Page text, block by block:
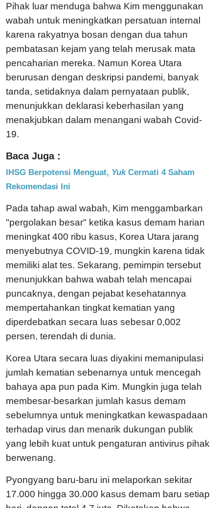
Pihak luar menduga bahwa Kim menggunakan
wabah untuk meningkatkan persatuan internal
karena rakyatnya bosan dengan dua tahun
pembatasan kejam yang telah merusak mata
pencaharian mereka. Namun Korea Utara
berurusan dengan deskripsi pandemi, banyak
tanda, setidaknya dalam pernyataan publik,
menunjukkan deklarasi keberhasilan yang
menakjubkan dalam menangani wabah Covid-
19.
Baca Juga :
IHSG Berpotensi Menguat, YukCermati 4 Saham
Rekomendasi Ini
Pada tahap awal wabah, Kim menggambarkan
"pergolakan besar" ketika kasus demam harian
meningkat 400 ribu kasus, Korea Utara jarang
menyebutnya COVID-19, mungkin karena tidak
memiliki alat tes. Sekarang, pemimpin tersebut
menunjukkan bahwa wabah telah mencapai
puncaknya, dengan pejabat kesehatannya
mempertahankan tingkat kematian yang
diperdebatkan secara luas sebesar 0,002
persen, terendah di dunia.
Korea Utara secara luas diyakini memanipulasi
jumlah kematian sebenarnya untuk mencegah
bahaya apa pun pada Kim. Mungkin juga telah
membesar-besarkan jumlah kasus demam
sebelumnya untuk meningkatkan kewaspadaan
terhadap virus dan menarik dukungan publik
yang lebih kuat untuk pengaturan antivirus pihak
berwenang.
Pyongyang baru-baru ini melaporkan sekitar
17.000 hingga 30.000 kasus demam baru setiap